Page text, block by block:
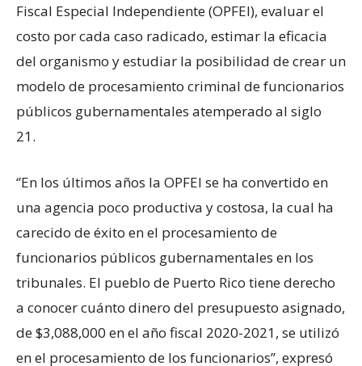
Fiscal Especial Independiente (OPFEI), evaluar el
costo por cada caso radicado, estimar la eficacia
del organismo y estudiar la posibilidad de crear un
modelo de procesamiento criminal de funcionarios
públicos gubernamentales atemperado al siglo
21.
‘’En los últimos años la OPFEI se ha convertido en
una agencia poco productiva y costosa, la cual ha
carecido de éxito en el procesamiento de
funcionarios públicos gubernamentales en los
tribunales. El pueblo de Puerto Rico tiene derecho
a conocer cuánto dinero del presupuesto asignado,
de $3,088,000 en el año fiscal 2020-2021, se utilizó
en el procesamiento de los funcionarios’’, expresó